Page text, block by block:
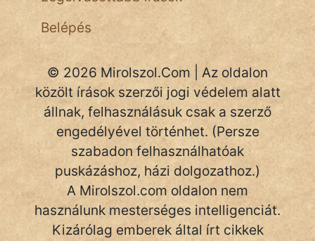
szegény legény
Hoffer Botond
szemfüles
Belépés
© 2026 Mirolszol.Com | Az oldalon
közölt írások szerzői jogi védelem alatt
állnak, felhasználásuk csak a szerző
engedélyével történhet. (Persze
szabadon felhasználhatóak
puskázáshoz, házi dolgozathoz.)
A Mirolszol.com oldalon nem
használunk mesterséges intelligenciát.
Kizárólag emberek által írt cikkek